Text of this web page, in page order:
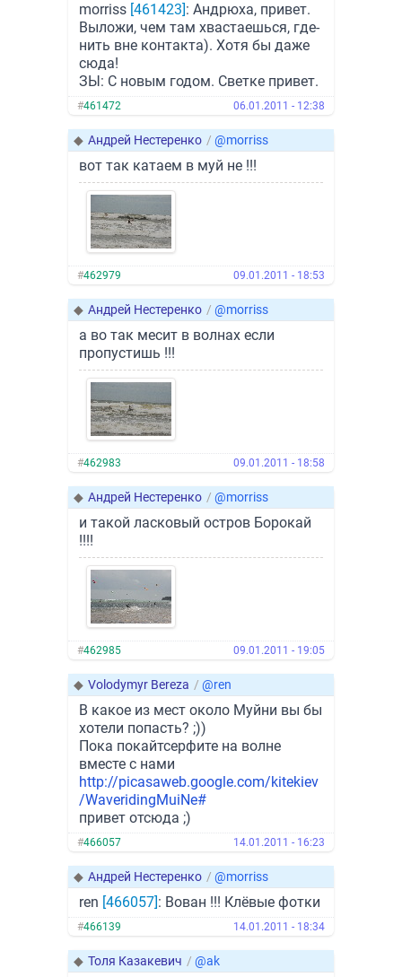
morriss [461423]: Андрюха, привет.
Выложи, чем там хвастаешься, где-
нить вне контакта). Хотя бы даже
сюда!
ЗЫ: С новым годом. Светке привет.
#461472 06.01.2011 - 12:38
◆ Андрей Нестеренко / @morriss
вот так катаем в муй не !!!
#462979 09.01.2011 - 18:53
◆ Андрей Нестеренко / @morriss
а во так месит в волнах если
пропустишь !!!
#462983 09.01.2011 - 18:58
◆ Андрей Нестеренко / @morriss
и такой ласковый остров Борокай
!!!!
#462985 09.01.2011 - 19:05
◆ Volodymyr Bereza / @ren
В какое из мест около Муйни вы бы
хотели попасть? ;))
Пока покайтсерфите на волне
вместе с нами
http://picasaweb.google.com/kitekiev
/WaveridingMuiNe#
привет отсюда ;)
#466057 14.01.2011 - 16:23
◆ Андрей Нестеренко / @morriss
ren [466057]: Вован !!! Клёвые фотки
#466139 14.01.2011 - 18:34
◆ Толя Казакевич / @ak